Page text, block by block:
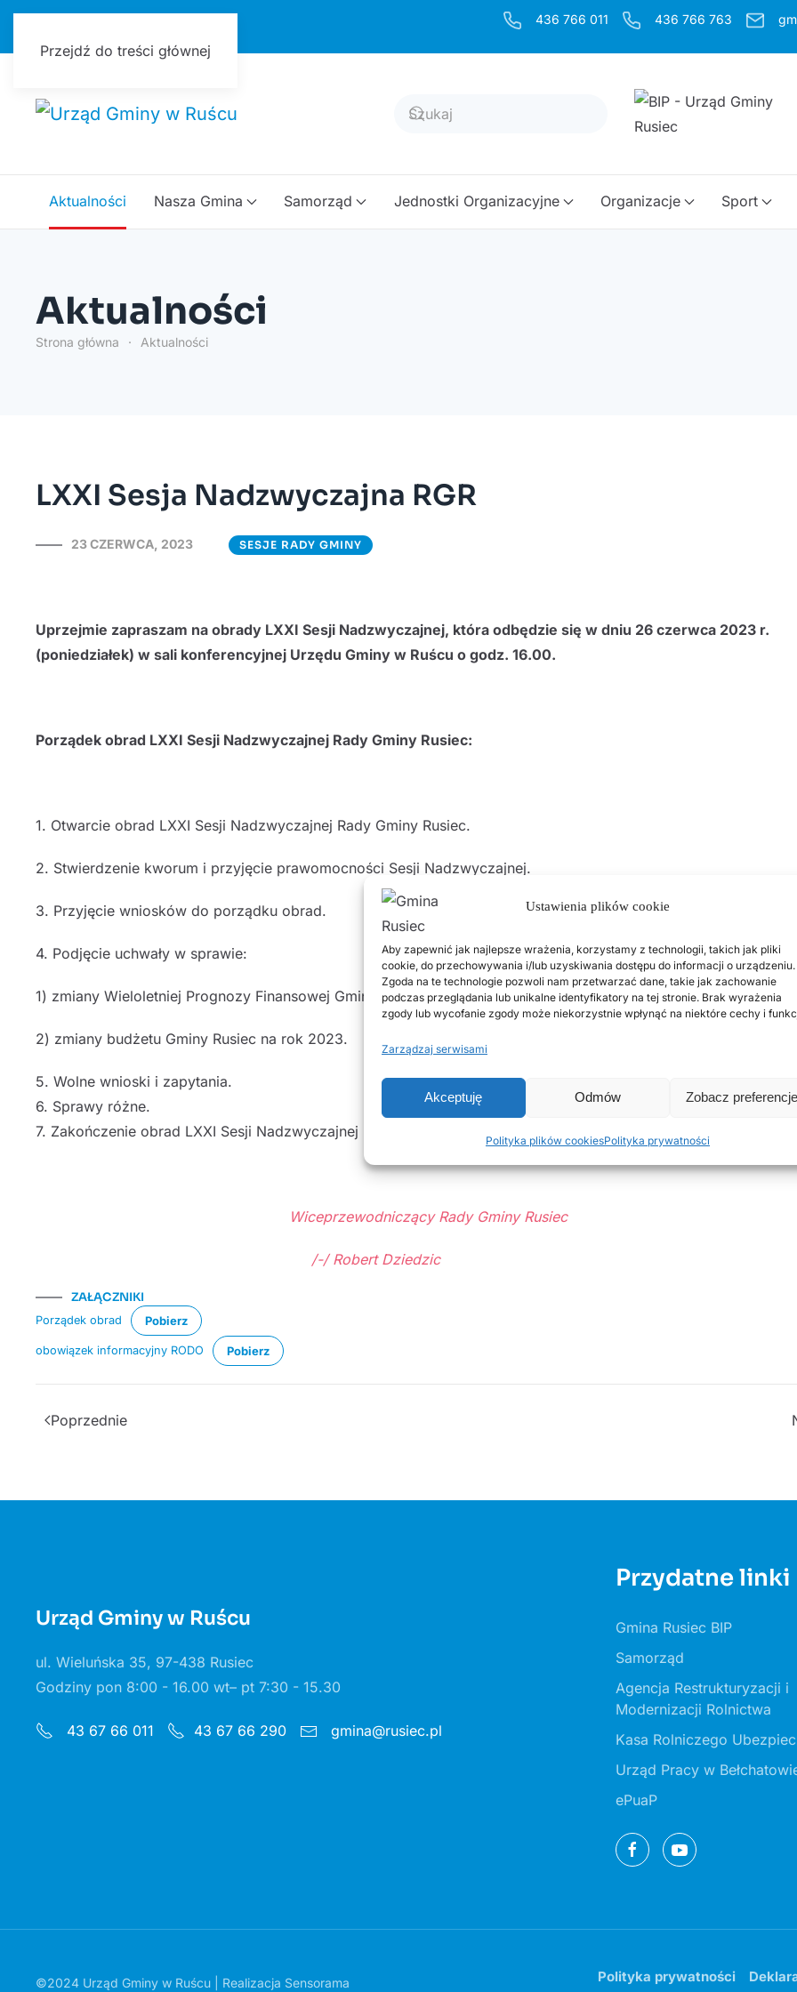
Ustawienia plików cookie
Aby zapewnić jak najlepsze wrażenia, korzystamy z technologii, takich jak pliki
cookie, do przechowywania i/lub uzyskiwania dostępu do informacji o urządzeniu.
Zgoda na te technologie pozwoli nam przetwarzać dane, takie jak zachowanie
podczas przeglądania lub unikalne identyfikatory na tej stronie. Brak wyrażenia
zgody lub wycofanie zgody może niekorzystnie wpłynąć na niektóre cechy i
Zarządzaj serwisami
Akceptuję Odmów Zobacz preferencje
Polityka plików cookiesPolityka prywatności
Przejdź do treści głównej
436 766 011 436 766 763
Aktualności Nasza Gmina Samorząd Jednostki Organizacyjne Organizacje Sport
Aktualności
Strona główna Aktualności
LXXI Sesja Nadzwyczajna RGR
23 CZERWCA, 2023 SESJE RADY GMINY
Uprzejmie zapraszam na obrady LXXI Sesji Nadzwyczajnej, która odbędzie się w dniu 26 czerwca 2023 r.
(poniedziałek) w sali konferencyjnej Urzędu Gminy w Ruścu o godz. 16.00.
Porządek obrad LXXI Sesji Nadzwyczajnej Rady Gminy Rusiec:
1. Otwarcie obrad LXXI Sesji Nadzwyczajnej Rady Gminy Rusiec.
2. Stwierdzenie kworum i przyjęcie prawomocności Sesji Nadzwyczajnej.
3. Przyjęcie wniosków do porządku obrad.
4. Podjęcie uchwały w sprawie:
1) zmiany Wieloletniej Prognozy Finansowej Gminy Rusiec na lata 2023 – 2031,
2) zmiany budżetu Gminy Rusiec na rok 2023.
5. Wolne wnioski i zapytania.
6. Sprawy różne.
7. Zakończenie obrad LXXI Sesji Nadzwyczajnej Rady Gminy Rusiec.
Wiceprzewodniczący Rady Gminy Rusiec
/-/ Robert Dziedzic
ZAŁĄCZNIKI
Porządek obrad Pobierz
obowiązek informacyjny RODO Pobierz
Poprzednie
Urząd Gminy w Ruścu
ul. Wieluńska 35, 97-438 Rusiec
Godziny pon 8:00 - 16.00 wt– pt 7:30 - 15.30
43 67 66 011 43 67 66 290 gmina@rusiec.pl
Przydatne linki
Gmina Rusiec BIP
Samorząd
Agencja Restrukturyzacji i
Modernizacji Rolnictwa
Kasa Rolniczego
Urząd Pracy w
ePuaP
©2024 Urząd Gminy w Ruścu | Realizacja Sensorama Polityka prywatności